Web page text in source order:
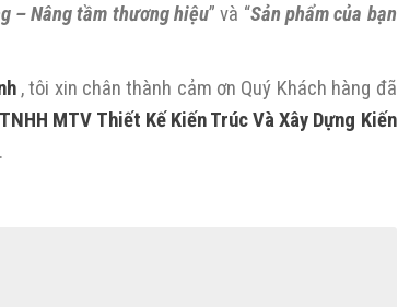
– Nâng tầm thương hiệu” và “Sản phẩm của bạn
, tôi xin chân thành cảm ơn Quý Khách hàng đã
MTV Thiết Kế Kiến Trúc Và Xây Dựng Kiến